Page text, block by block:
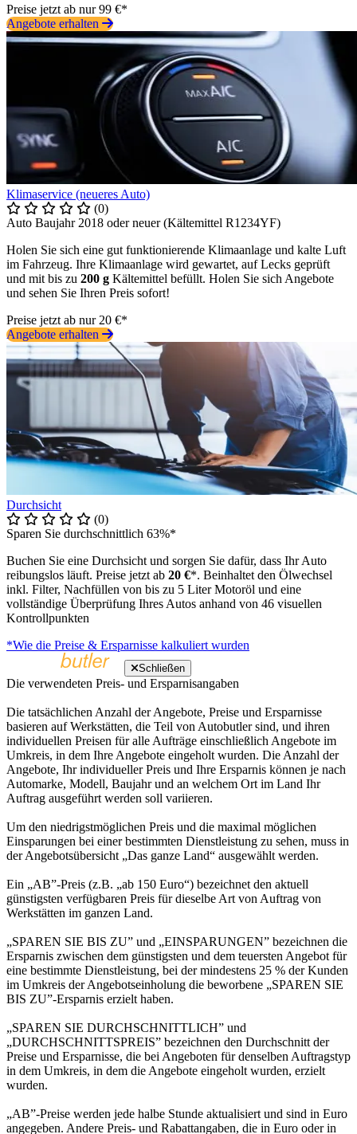
Preise jetzt ab nur 99 €*
Angebote erhalten
Klimaservice (neueres Auto)
(0)
Auto Baujahr 2018 oder neuer (Kältemittel R1234YF)
Holen Sie sich eine gut funktionierende Klimaanlage und kalte Luft
im Fahrzeug. Ihre Klimaanlage wird gewartet, auf Lecks geprüft
und mit bis zu 200 g Kältemittel befüllt. Holen Sie sich Angebote
und sehen Sie Ihren Preis sofort!
Preise jetzt ab nur 20 €*
Angebote erhalten
Durchsicht
(0)
Sparen Sie durchschnittlich 63%*
Buchen Sie eine Durchsicht und sorgen Sie dafür, dass Ihr Auto
reibungslos läuft. Preise jetzt ab 20 €*. Beinhaltet den Ölwechsel
inkl. Filter, Nachfüllen von bis zu 5 Liter Motoröl und eine
vollständige Überprüfung Ihres Autos anhand von 46 visuellen
Kontrollpunkten
*Wie die Preise & Ersparnisse kalkuliert wurden
Schließen
Die verwendeten Preis- und Ersparnisangaben
Die tatsächlichen Anzahl der Angebote, Preise und Ersparnisse
basieren auf Werkstätten, die Teil von Autobutler sind, und ihren
individuellen Preisen für alle Aufträge einschließlich Angebote im
Umkreis, in dem Ihre Angebote eingeholt wurden. Die Anzahl der
Angebote, Ihr individueller Preis und Ihre Ersparnis können je nach
Automarke, Modell, Baujahr und an welchem Ort im Land Ihr
Auftrag ausgeführt werden soll variieren.
Um den niedrigstmöglichen Preis und die maximal möglichen
Einsparungen bei einer bestimmten Dienstleistung zu sehen, muss in
der Angebotsübersicht „Das ganze Land“ ausgewählt werden.
Ein „AB”-Preis (z.B. „ab 150 Euro“) bezeichnet den aktuell
günstigsten verfügbaren Preis für dieselbe Art von Auftrag von
Werkstätten im ganzen Land.
„SPAREN SIE BIS ZU” und „EINSPARUNGEN” bezeichnen die
Ersparnis zwischen dem günstigsten und dem teuersten Angebot für
eine bestimmte Dienstleistung, bei der mindestens 25 % der Kunden
im Umkreis der Angebotseinholung die beworbene „SPAREN SIE
BIS ZU”-Ersparnis erzielt haben.
„SPAREN SIE DURCHSCHNITTLICH” und
„DURCHSCHNITTSPREIS” bezeichnen den Durchschnitt der
Preise und Ersparnisse, die bei Angeboten für denselben Auftragstyp
in dem Umkreis, in dem die Angebote eingeholt wurden, erzielt
wurden.
„AB”-Preise werden jede halbe Stunde aktualisiert und sind in Euro
angegeben. Andere Preis- und Rabattangaben, die in Euro oder in